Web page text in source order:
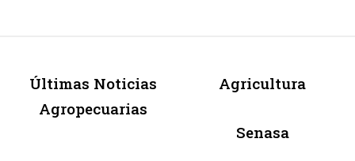
Últimas Noticias
Agropecuarias
Agricultura
Senasa